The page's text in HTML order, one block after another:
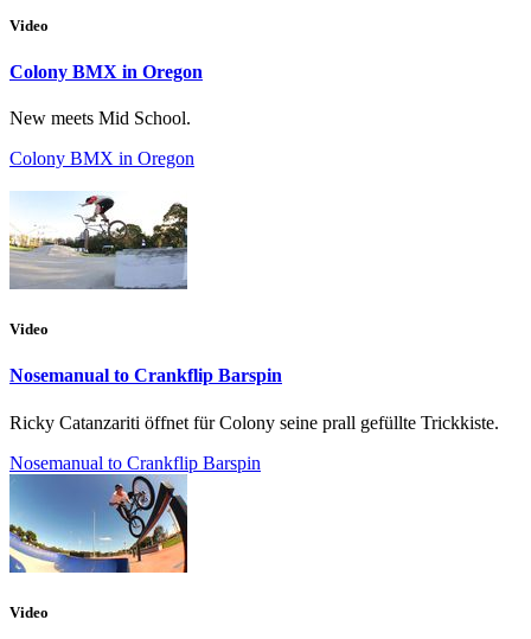
Video
Colony BMX in Oregon
New meets Mid School.
Colony BMX in Oregon
Video
Nosemanual to Crankflip Barspin
Ricky Catanzariti öffnet für Colony seine prall gefüllte Trickkiste.
Nosemanual to Crankflip Barspin
Video